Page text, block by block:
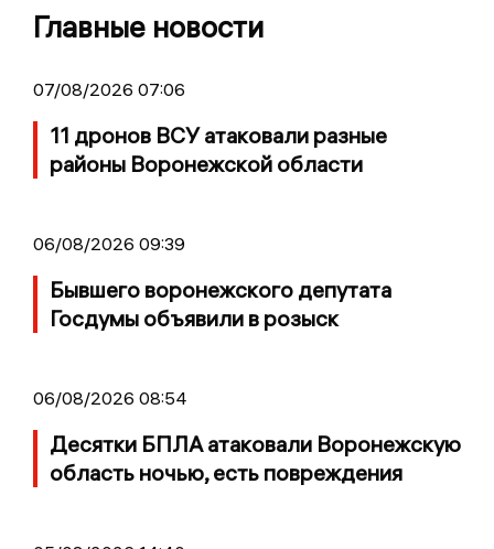
Главные новости
07/08/2026 07:06
11 дронов ВСУ атаковали разные
районы Воронежской области
06/08/2026 09:39
Бывшего воронежского депутата
Госдумы объявили в розыск
06/08/2026 08:54
Десятки БПЛА атаковали Воронежскую
область ночью, есть повреждения